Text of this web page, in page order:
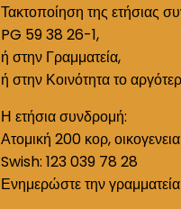
Τακτοποίηση της ετήσιας
PG 59 38 26-1,
ή στην Γραμματεία,
ή στην Κοινότητα το
Η ετήσια συνδρομή:
Ατομική 200 κορ,
Swish: 123 039 78 28
Ενημερώστε την